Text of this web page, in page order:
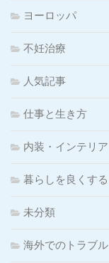
ヨーロッパ
不妊治療
人気記事
仕事と生き方
内装・インテリア
暮らしを良くする
未分類
海外でのトラブル